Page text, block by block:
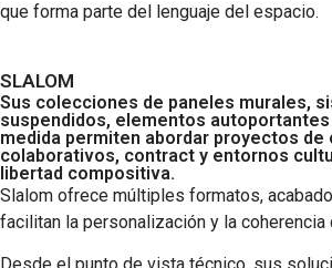
que forma parte del lenguaje del espacio.
SLALOM
Sus colecciones de paneles murales,
suspendidos, elementos
medida permiten abordar proyectos de
colaborativos, contract y entornos
libertad compositiva.
Slalom ofrece múltiples formatos,
facilitan la personalización y la coherencia